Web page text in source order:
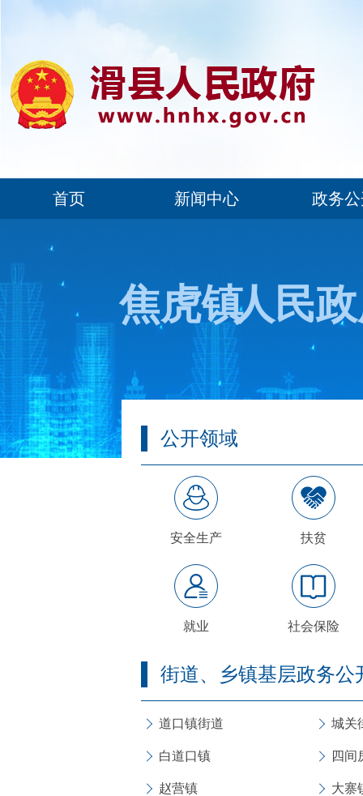
首页 新闻中心 政务
焦虎镇人民
公开领域
安全生产 扶贫
就业 社会保险
街道、乡镇基层政务公
道口镇街道 城关
白道口镇 四间
赵营镇 大寨